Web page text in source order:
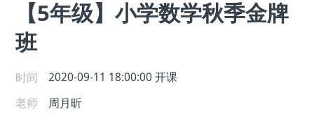
【5年级】小学数学秋季金牌
班
时间 2020-09-11 18:00:00 开课
老师
周月昕